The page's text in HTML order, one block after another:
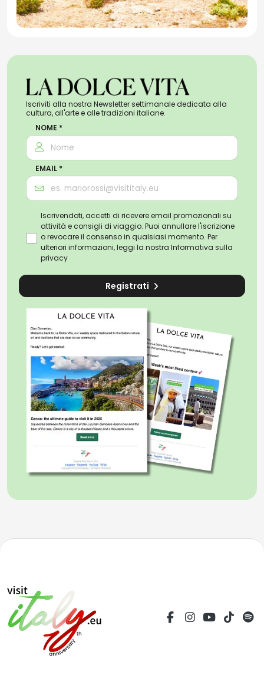
Iscriviti alla nostra Newsletter settimanale dedicata alla
cultura, all'arte e alle tradizioni italiane.
NOME *
EMAIL *
Iscrivendoti, accetti di ricevere email promozionali su
attività e consigli di viaggio. Puoi annullare l'iscrizione
o revocare il consenso in qualsiasi momento. Per
ulteriori informazioni, leggi la nostra Informativa sulla
privacy
Registrati